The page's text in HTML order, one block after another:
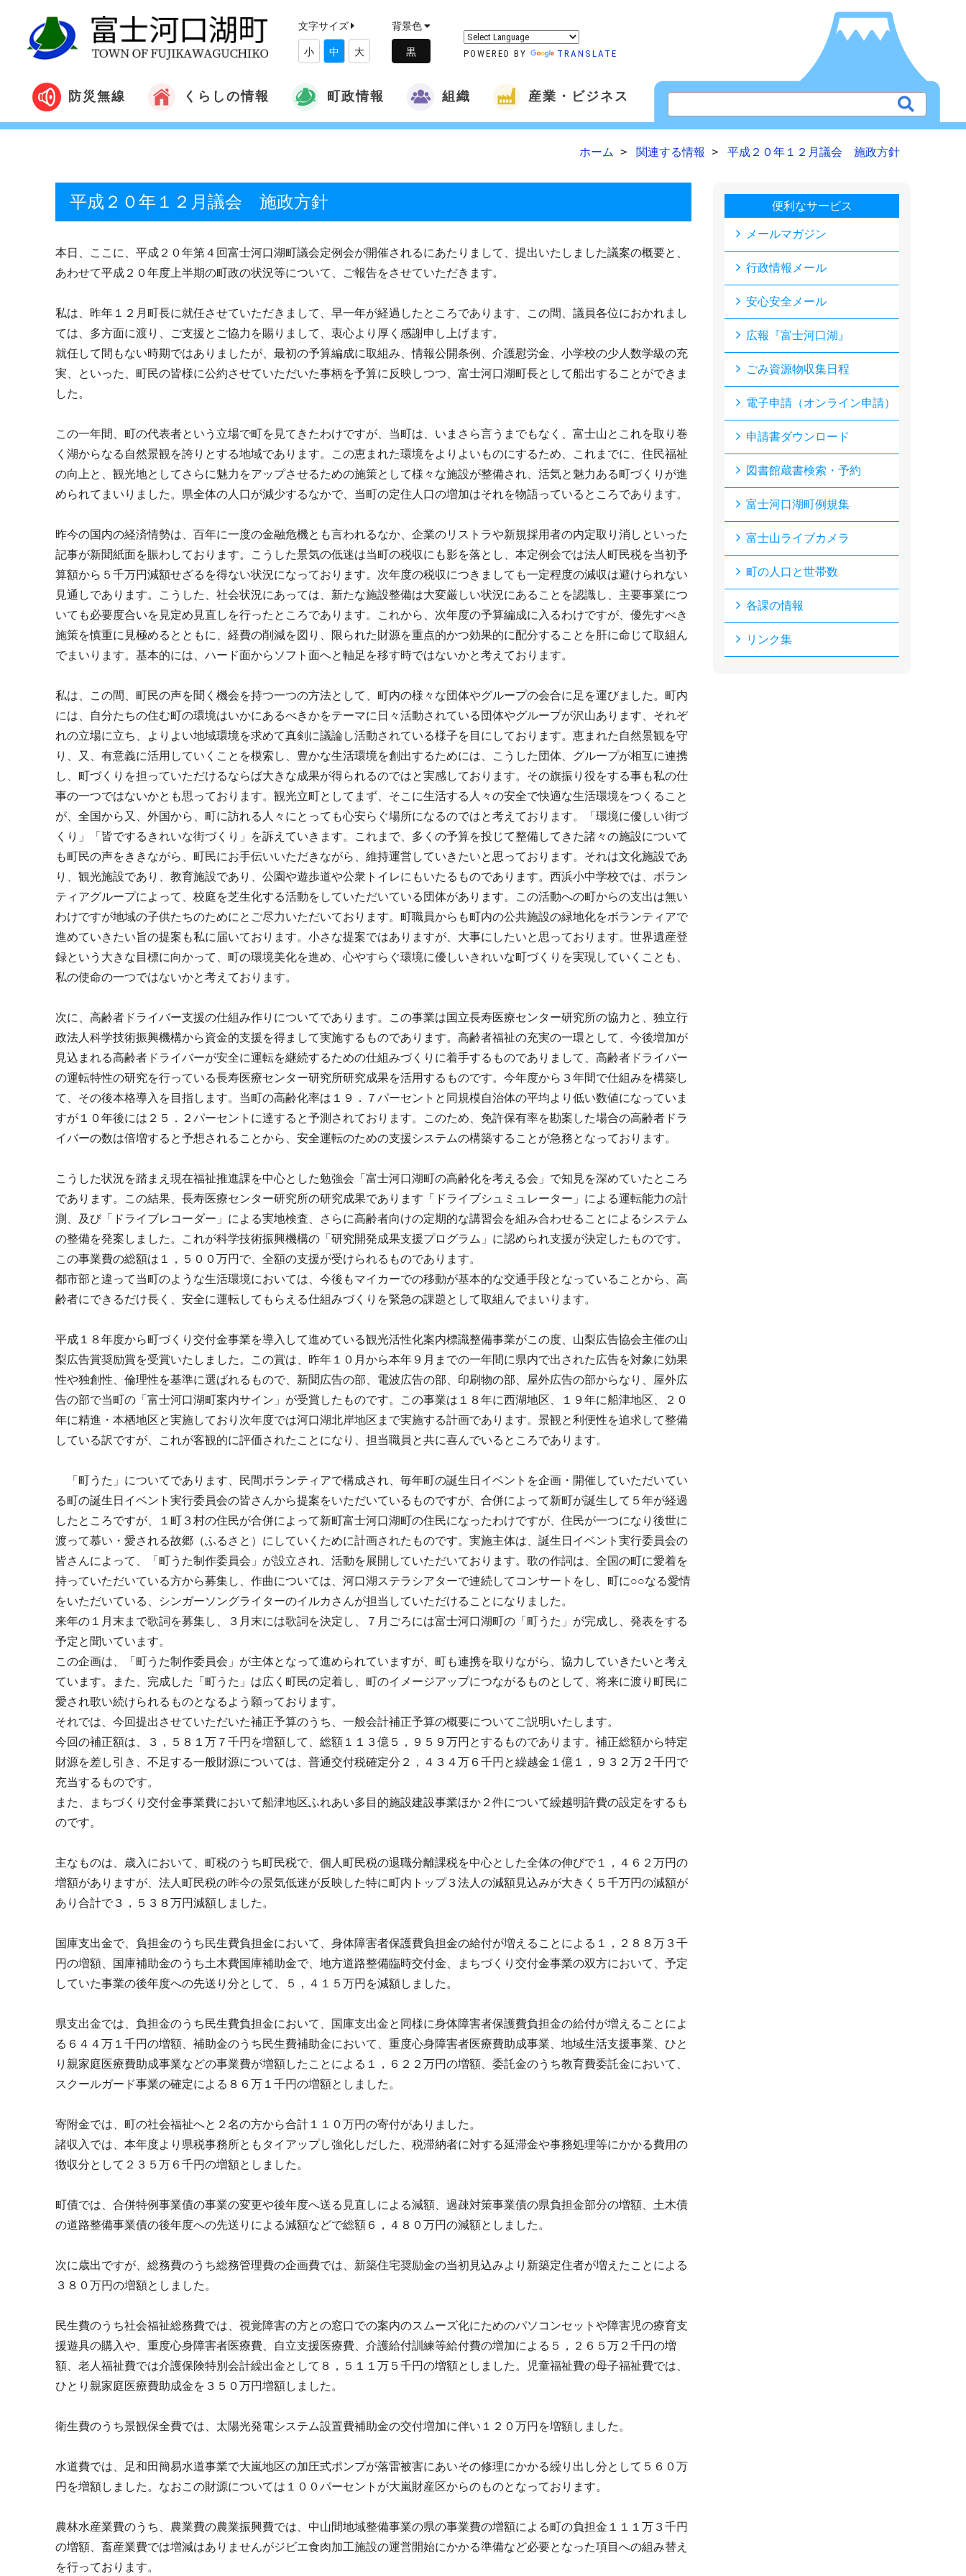
文字サイズ
小 中 大
背景色
POWERED BY TRANSLATE
防災無線 くらしの情報 町政情報 組織 産業・ビジネス
ホーム 関連する情報 平成２０年１２月議会 施政方針
平成２０年１２月議会 施政方針
本日、ここに、平成２０年第４回富士河口湖町議会定例会が開催されるにあたりまして、提出いたしました議案の概要と、
あわせて平成２０年度上半期の町政の状況等について、ご報告をさせていただきます。
私は、昨年１２月町長に就任させていただきまして、早一年が経過したところであります、この間、議員各位におかれまし
ては、多方面に渡り、ご支援とご協力を賜りまして、衷心より厚く感謝申し上げます。
就任して間もない時期ではありましたが、最初の予算編成に取組み、情報公開条例、介護慰労金、小学校の少人数学級の充
実、といった、町民の皆様に公約させていただいた事柄を予算に反映しつつ、富士河口湖町長として船出することができま
した。
この一年間、町の代表者という立場で町を見てきたわけですが、当町は、いまさら言うまでもなく、富士山とこれを取り巻
く湖からなる自然景観を誇りとする地域であります。この恵まれた環境をよりよいものにするため、これまでに、住民福祉
の向上と、観光地としてさらに魅力をアップさせるための施策として様々な施設が整備され、活気と魅力ある町づくりが進
められてまいりました。県全体の人口が減少するなかで、当町の定住人口の増加はそれを物語っているところであります。
昨今の国内の経済情勢は、百年に一度の金融危機とも言われるなか、企業のリストラや新規採用者の内定取り消しといった
記事が新聞紙面を賑わしております。こうした景気の低迷は当町の税収にも影を落とし、本定例会では法人町民税を当初予
算額から５千万円減額せざるを得ない状況になっております。次年度の税収につきましても一定程度の減収は避けられない
見通しであります。こうした、社会状況にあっては、新たな施設整備は大変厳しい状況にあることを認識し、主要事業につ
いても必要度合いを見定め見直しを行ったところであります。これから、次年度の予算編成に入るわけですが、優先すべき
施策を慎重に見極めるとともに、経費の削減を図り、限られた財源を重点的かつ効果的に配分することを肝に命じて取組ん
でまいります。基本的には、ハード面からソフト面へと軸足を移す時ではないかと考えております。
私は、この間、町民の声を聞く機会を持つ一つの方法として、町内の様々な団体やグループの会合に足を運びました。町内
には、自分たちの住む町の環境はいかにあるべきかをテーマに日々活動されている団体やグループが沢山あります、それぞ
れの立場に立ち、よりよい地域環境を求めて真剣に議論し活動されている様子を目にしております。恵まれた自然景観を守
り、又、有意義に活用していくことを模索し、豊かな生活環境を創出するためには、こうした団体、グループが相互に連携
し、町づくりを担っていただけるならば大きな成果が得られるのではと実感しております。その旗振り役をする事も私の仕
事の一つではないかとも思っております。観光立町としてまず、そこに生活する人々の安全で快適な生活環境をつくること
が、全国から又、外国から、町に訪れる人々にとっても心安らぐ場所になるのではと考えております。「環境に優しい街づ
くり」「皆でするきれいな街づくり」を訴えていきます。これまで、多くの予算を投じて整備してきた諸々の施設について
も町民の声をききながら、町民にお手伝いいただきながら、維持運営していきたいと思っております。それは文化施設であ
り、観光施設であり、教育施設であり、公園や遊歩道や公衆トイレにもいたるものであります。西浜小中学校では、ボラン
ティアグループによって、校庭を芝生化する活動をしていただいている団体があります。この活動への町からの支出は無い
わけですが地域の子供たちのためにとご尽力いただいております。町職員からも町内の公共施設の緑地化をボランティアで
進めていきたい旨の提案も私に届いております。小さな提案ではありますが、大事にしたいと思っております。世界遺産登
録という大きな目標に向かって、町の環境美化を進め、心やすらぐ環境に優しいきれいな町づくりを実現していくことも、
私の使命の一つではないかと考えております。
次に、高齢者ドライバー支援の仕組み作りについてであります。この事業は国立長寿医療センター研究所の協力と、独立行
政法人科学技術振興機構から資金的支援を得まして実施するものであります。高齢者福祉の充実の一環として、今後増加が
見込まれる高齢者ドライバーが安全に運転を継続するための仕組みづくりに着手するものでありまして、高齢者ドライバー
の運転特性の研究を行っている長寿医療センター研究所研究成果を活用するものです。今年度から３年間で仕組みを構築し
て、その後本格導入を目指します。当町の高齢化率は１９．７パーセントと同規模自治体の平均より低い数値になっていま
すが１０年後には２５．２パーセントに達すると予測されております。このため、免許保有率を勘案した場合の高齢者ドラ
イバーの数は倍増すると予想されることから、安全運転のための支援システムの構築することが急務となっております。
こうした状況を踏まえ現在福祉推進課を中心とした勉強会「富士河口湖町の高齢化を考える会」で知見を深めていたところ
であります。この結果、長寿医療センター研究所の研究成果であります「ドライブシュミュレーター」による運転能力の計
測、及び「ドライブレコーダー」による実地検査、さらに高齢者向けの定期的な講習会を組み合わせることによるシステム
の整備を発案しました。これが科学技術振興機構の「研究開発成果支援プログラム」に認められ支援が決定したものです。
この事業費の総額は１，５００万円で、全額の支援が受けられるものであります。
都市部と違って当町のような生活環境においては、今後もマイカーでの移動が基本的な交通手段となっていることから、高
齢者にできるだけ長く、安全に運転してもらえる仕組みづくりを緊急の課題として取組んでまいります。
平成１８年度から町づくり交付金事業を導入して進めている観光活性化案内標識整備事業がこの度、山梨広告協会主催の山
梨広告賞奨励賞を受賞いたしました。この賞は、昨年１０月から本年９月までの一年間に県内で出された広告を対象に効果
性や独創性、倫理性を基準に選ばれるもので、新聞広告の部、電波広告の部、印刷物の部、屋外広告の部からなり、屋外広
告の部で当町の「富士河口湖町案内サイン」が受賞したものです。この事業は１８年に西湖地区、１９年に船津地区、２０
年に精進・本栖地区と実施しており次年度では河口湖北岸地区まで実施する計画であります。景観と利便性を追求して整備
している訳ですが、これが客観的に評価されたことになり、担当職員と共に喜んでいるところであります。
「町うた」についてであります、民間ボランティアで構成され、毎年町の誕生日イベントを企画・開催していただいてい
る町の誕生日イベント実行委員会の皆さんから提案をいただいているものですが、合併によって新町が誕生して５年が経過
したところですが、１町３村の住民が合併によって新町富士河口湖町の住民になったわけですが、住民が一つになり後世に
渡って慕い・愛される故郷（ふるさと）にしていくために計画されたものです。実施主体は、誕生日イベント実行委員会の
皆さんによって、「町うた制作委員会」が設立され、活動を展開していただいております。歌の作詞は、全国の町に愛着を
持っていただいている方から募集し、作曲については、河口湖ステラシアターで連続してコンサートをし、町に○○なる愛情
をいただいている、シンガーソングライターのイルカさんが担当していただけることになりました。
来年の１月末まで歌詞を募集し、３月末には歌詞を決定し、７月ごろには富士河口湖町の「町うた」が完成し、発表をする
予定と聞いています。
この企画は、「町うた制作委員会」が主体となって進められていますが、町も連携を取りながら、協力していきたいと考え
ています。また、完成した「町うた」は広く町民の定着し、町のイメージアップにつながるものとして、将来に渡り町民に
愛され歌い続けられるものとなるよう願っております。
それでは、今回提出させていただいた補正予算のうち、一般会計補正予算の概要についてご説明いたします。
今回の補正額は、３，５８１万７千円を増額して、総額１１３億５，９５９万円とするものであります。補正総額から特定
財源を差し引き、不足する一般財源については、普通交付税確定分２，４３４万６千円と繰越金１億１，９３２万２千円で
充当するものです。
また、まちづくり交付金事業費において船津地区ふれあい多目的施設建設事業ほか２件について繰越明許費の設定をするも
のです。
主なものは、歳入において、町税のうち町民税で、個人町民税の退職分離課税を中心とした全体の伸びで１，４６２万円の
増額がありますが、法人町民税の昨今の景気低迷が反映した特に町内トップ３法人の減額見込みが大きく５千万円の減額が
あり合計で３，５３８万円減額しました。
国庫支出金で、負担金のうち民生費負担金において、身体障害者保護費負担金の給付が増えることによる１，２８８万３千
円の増額、国庫補助金のうち土木費国庫補助金で、地方道路整備臨時交付金、まちづくり交付金事業の双方において、予定
していた事業の後年度への先送り分として、５，４１５万円を減額しました。
県支出金では、負担金のうち民生費負担金において、国庫支出金と同様に身体障害者保護費負担金の給付が増えることによ
る６４４万１千円の増額、補助金のうち民生費補助金において、重度心身障害者医療費助成事業、地域生活支援事業、ひと
り親家庭医療費助成事業などの事業費が増額したことによる１，６２２万円の増額、委託金のうち教育費委託金において、
スクールガード事業の確定による８６万１千円の増額としました。
寄附金では、町の社会福祉へと２名の方から合計１１０万円の寄付がありました。
諸収入では、本年度より県税事務所ともタイアップし強化しだした、税滞納者に対する延滞金や事務処理等にかかる費用の
徴収分として２３５万６千円の増額としました。
町債では、合併特例事業債の事業の変更や後年度へ送る見直しによる減額、過疎対策事業債の県負担金部分の増額、土木債
の道路整備事業債の後年度への先送りによる減額などで総額６，４８０万円の減額としました。
次に歳出ですが、総務費のうち総務管理費の企画費では、新築住宅奨励金の当初見込みより新築定住者が増えたことによる
３８０万円の増額としました。
民生費のうち社会福祉総務費では、視覚障害の方との窓口での案内のスムーズ化にためのパソコンセットや障害児の療育支
援遊具の購入や、重度心身障害者医療費、自立支援医療費、介護給付訓練等給付費の増加による５，２６５万２千円の増
額、老人福祉費では介護保険特別会計繰出金として８，５１１万５千円の増額としました。児童福祉費の母子福祉費では、
ひとり親家庭医療費助成金を３５０万円増額しました。
衛生費のうち景観保全費では、太陽光発電システム設置費補助金の交付増加に伴い１２０万円を増額しました。
水道費では、足和田簡易水道事業で大嵐地区の加圧式ポンプが落雷被害にあいその修理にかかる繰り出し分として５６０万
円を増額しました。なおこの財源については１００パーセントが大嵐財産区からのものとなっております。
農林水産業費のうち、農業費の農業振興費では、中山間地域整備事業の県の事業費の増額による町の負担金１１１万３千円
の増額、畜産業費では増減はありませんがジビエ食肉加工施設の運営開始にかかる準備など必要となった項目への組み替え
を行っております。
便利なサービス
メールマガジン
行政情報メール
安心安全メール
広報『富士河口湖』
ごみ資源物収集日程
電子申請（オンライン申請）
申請書ダウンロード
図書館蔵書検索・予約
富士河口湖町例規集
富士山ライブカメラ
町の人口と世帯数
各課の情報
リンク集